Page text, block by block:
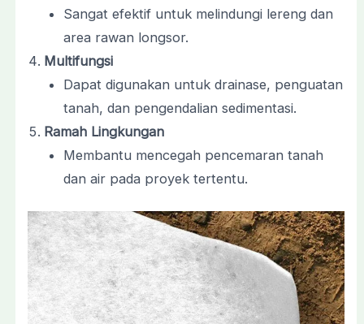
Sangat efektif untuk melindungi lereng dan
area rawan longsor.
Multifungsi
Dapat digunakan untuk drainase, penguatan
tanah, dan pengendalian sedimentasi.
Ramah Lingkungan
Membantu mencegah pencemaran tanah
dan air pada proyek tertentu.